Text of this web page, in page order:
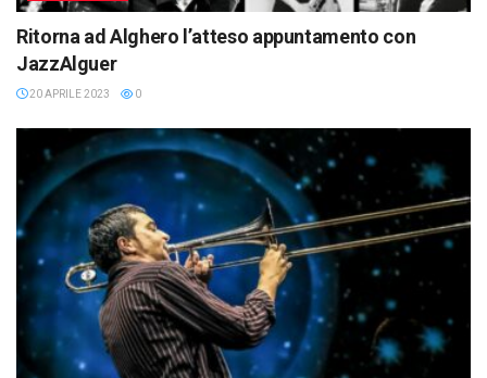
Ritorna ad Alghero l’atteso appuntamento con
JazzAlguer
20 APRILE 2023 0